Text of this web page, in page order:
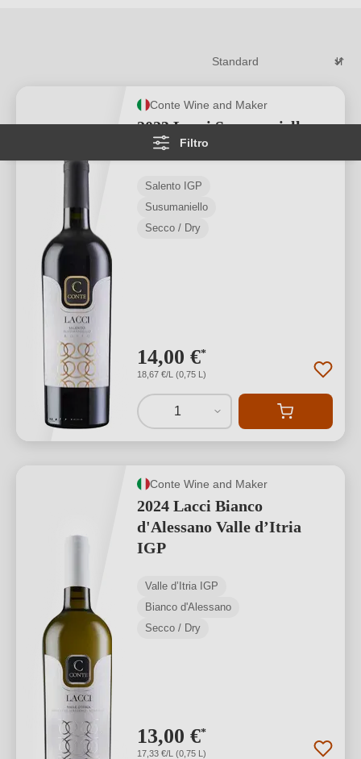
Filtro
Conte Wine and Maker
2023 Lacci Susumaniello
Salento IGP
Salento IGP
Susumaniello
Secco / Dry
14,00 €*
18,67 €/L (0,75 L)
1
Conte Wine and Maker
2024 Lacci Bianco
d'Alessano Valle d’Itria
IGP
Valle d’Itria IGP
Bianco d'Alessano
Secco / Dry
13,00 €*
17,33 €/L (0,75 L)